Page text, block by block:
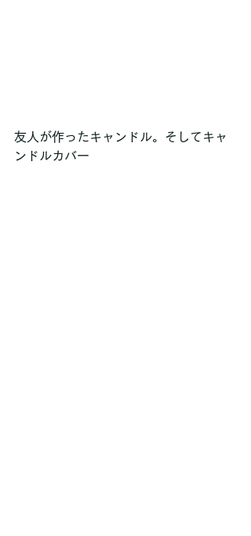
友人が作ったキャンドル。そしてキャ
ンドルカバー